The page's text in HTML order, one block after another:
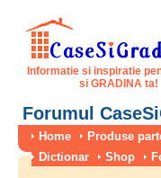
Informatie si inspiratie
si GRADINA ta!
Forumul
Home Produse
Dictionar
Shop